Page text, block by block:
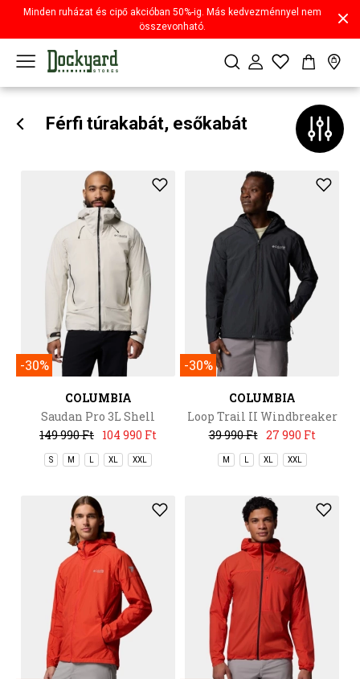
Minden ruházat és cipő akcióban 50%-ig. Más kedvezménnyel nem
összevonható.
Férfi túrakabát, esőkabát
-30%
COLUMBIA
Saudan Pro 3L Shell
149 990 Ft 104 990 Ft
S M XL XXL
-30%
COLUMBIA
Loop Trail II Windbreaker
39 990 Ft 27 990 Ft
M XL XXL